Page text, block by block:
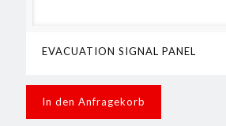
EVACUATION SIGNAL PANEL
In den Anfragekorb